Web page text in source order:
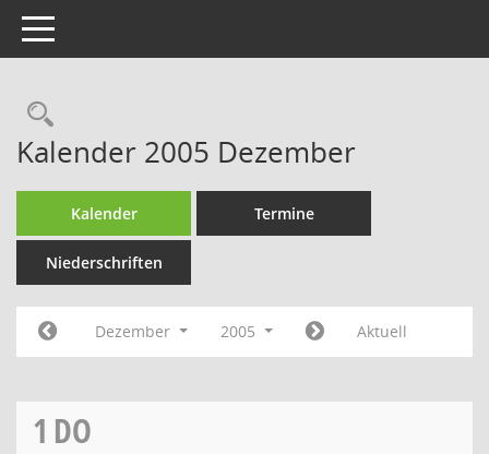
Toggle navigation
Rechercheauswahl
Kalender 2005 Dezember
Kalender Termine
Niederschriften
Dezember 2005 Aktuell
1 DO